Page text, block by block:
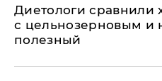
Диетологи сравнили
с цельнозерновым и
полезный